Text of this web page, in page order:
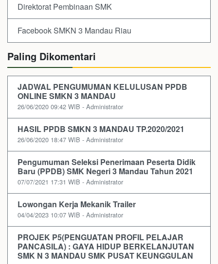
Direktorat Pembinaan SMK
Facebook SMKN 3 Mandau Riau
Paling Dikomentari
JADWAL PENGUMUMAN KELULUSAN PPDB
ONLINE SMKN 3 MANDAU
26/06/2020 09:42 WIB - Administrator
HASIL PPDB SMKN 3 MANDAU TP.2020/2021
26/06/2020 18:47 WIB - Administrator
Pengumuman Seleksi Penerimaan Peserta Didik
Baru (PPDB) SMK Negeri 3 Mandau Tahun 2021
07/07/2021 17:31 WIB - Administrator
Lowongan Kerja Mekanik Trailer
04/04/2023 10:07 WIB - Administrator
PROJEK P5(PENGUATAN PROFIL PELAJAR
PANCASILA) : GAYA HIDUP BERKELANJUTAN
SMK N 3 MANDAU SMK PUSAT KEUNGGULAN